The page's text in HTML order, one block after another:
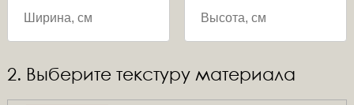
2. Выберите текстуру материала